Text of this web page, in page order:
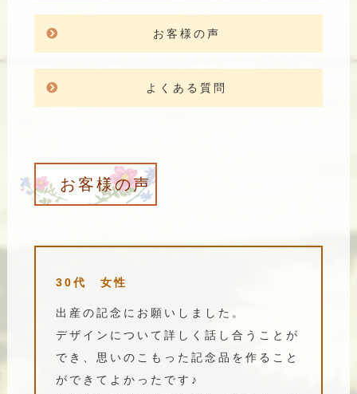
お客様の声
よくある質問
お客様の声
30代 女性
出産の記念にお願いしました。
デザインについて詳しく話し合うことが
でき、思いのこもった記念品を作ること
ができてよかったです♪